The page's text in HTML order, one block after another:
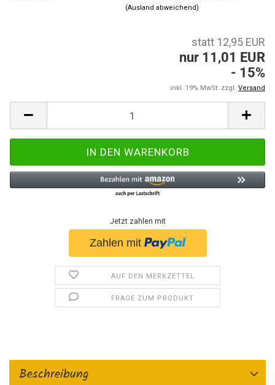
(Ausland abweichend)
statt 12,95 EUR
nur 11,01 EUR
- 15%
inkl. 19% MwSt. zzgl. Versand
Jetzt zahlen mit
AUF DEN MERKZETTEL
FRAGE ZUM PRODUKT
Beschreibung